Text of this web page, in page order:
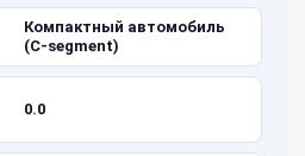
Компактный автомобиль
(C-segment)
0.0